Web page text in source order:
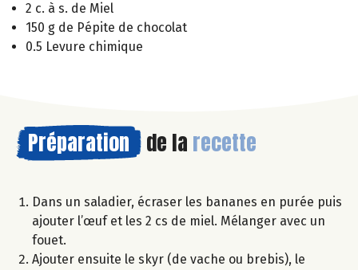
2 c. à s. de Miel
150 g de Pépite de chocolat
0.5 Levure chimique
Préparation de la recette
Dans un saladier, écraser les bananes en purée puis
ajouter l’œuf et les 2 cs de miel. Mélanger avec un
fouet.
Ajouter ensuite le skyr (de vache ou brebis), le